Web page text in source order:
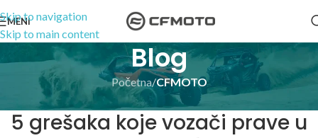
Skip to navigation
Skip to main content
MENI
Blog
Početna/CFMOTO
CFMOTO
5 grešaka koje vozači prave u